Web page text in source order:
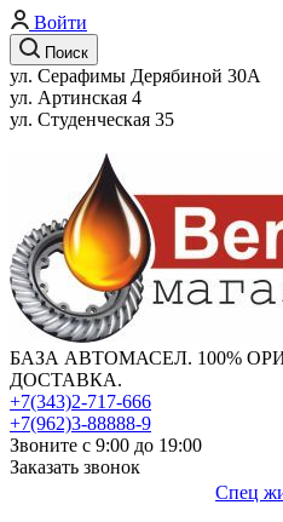
Войти
Поиск
ул. Серафимы Дерябиной 30А
ул. Артинская 4
ул. Студенческая 35
БАЗА АВТОМАСЕЛ. 100%
ДОСТАВКА.
+7(343)2-717-666
+7(962)3-88888-9
Звоните с 9:00 до 19:00
Заказать звонок
Спец